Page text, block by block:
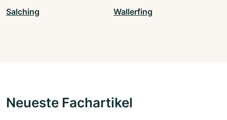
Salching Wallerfing
Neueste Fachartikel